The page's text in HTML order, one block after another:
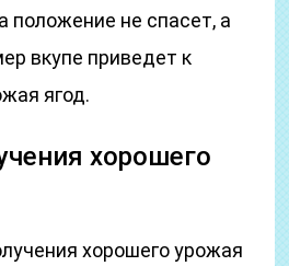
положение не спасет, а
вкупе приведет к
ягод.
хорошего
хорошего урожая